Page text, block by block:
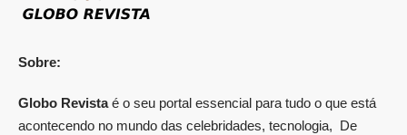
Sobre:
Globo Revistaé o seu portal essencial para tudo o que está
acontecendo no mundo das celebridades, tecnologia, De